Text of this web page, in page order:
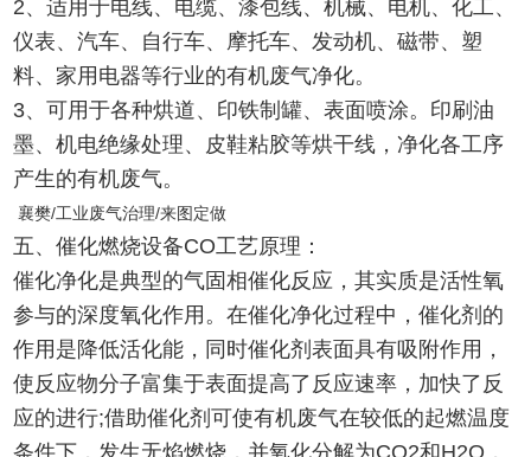
2、适用于电线、电缆、漆包线、机械、电机、化工、
仪表、汽车、自行车、摩托车、发动机、磁带、塑
料、家用电器等行业的有机废气净化。
3、可用于各种烘道、印铁制罐、表面喷涂。印刷油
墨、机电绝缘处理、皮鞋粘胶等烘干线，净化各工序
产生的有机废气。
襄樊/工业废气治理/来图定做
五、催化燃烧设备CO工艺原理：
催化净化是典型的气固相催化反应，其实质是活性氧
参与的深度氧化作用。在催化净化过程中，催化剂的
作用是降低活化能，同时催化剂表面具有吸附作用，
使反应物分子富集于表面提高了反应速率，加快了反
应的进行;借助催化剂可使有机废气在较低的起燃温度
条件下，发生无焰燃烧，并氧化分解为CO2和H2O，